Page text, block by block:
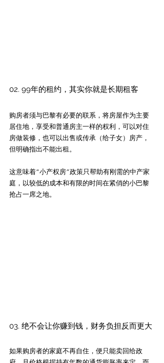
02. 99年的租约，其实你就是长期租客
购房者须与巴黎有必要的联系，将房屋作为主要
居住地，享受和普通房主一样的权利，可以对住
房做装修，也可以出售或传承（给子女）房产，
但明确指出不能出租。
这意味着“小产权房”政策只帮助有刚需的中产家
庭，以较低的成本和有限的时间在紧俏的小巴黎
抢占一席之地。
03. 绝不会让你赚到钱，财务负担反而更大
如果购房者的家庭不再自住，便只能卖回给政